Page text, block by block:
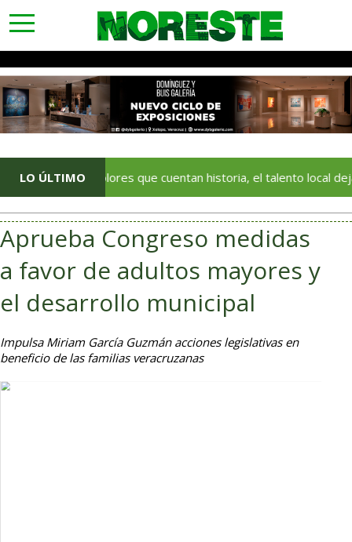
toggle
navigation
LO ÚLTIMO
Con colores que cuentan historia, el talento local deja huella
Aprueba Congreso medidas
a favor de adultos mayores y
el desarrollo municipal
Impulsa Miriam García Guzmán acciones legislativas en
beneficio de las familias veracruzanas